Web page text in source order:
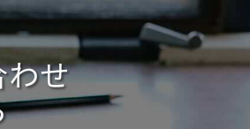
年12月 2020年11月
年9月 2020年8月
年6月 2020年5月
年3月 2020年2月
わせ